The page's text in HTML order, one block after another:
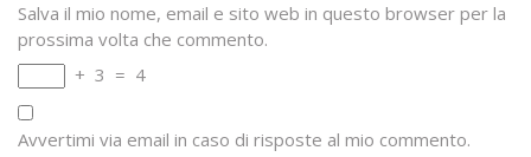
Salva il mio nome, email e sito web in questo browser per la
prossima volta che commento.
+ 3 = 4
Avvertimi via email in caso di risposte al mio commento.